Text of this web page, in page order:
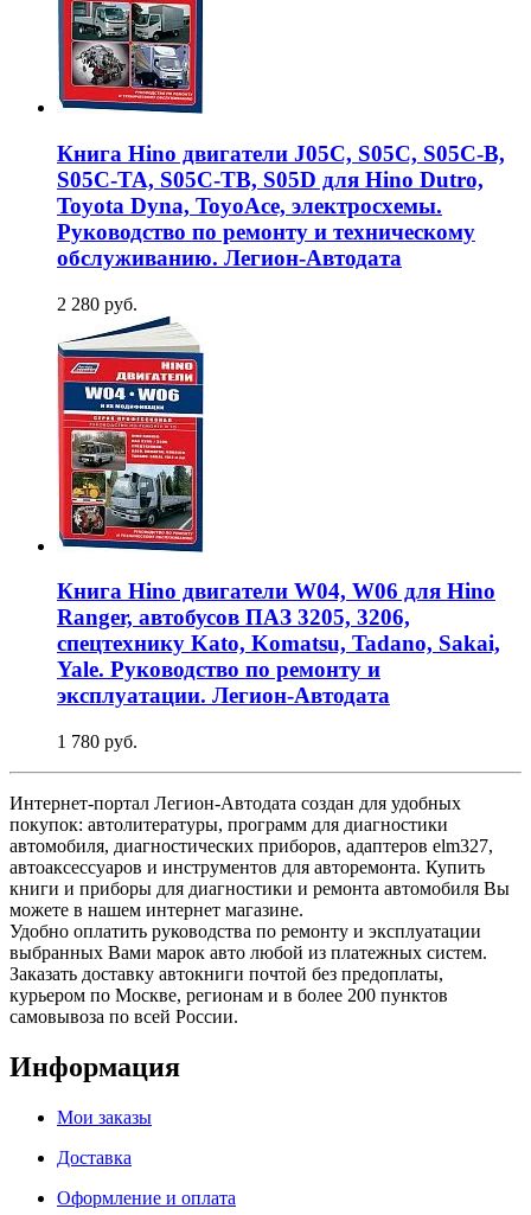
Книга Hino двигатели J05C, S05C, S05C-B,
S05C-TA, S05C-TB, S05D для Hino Dutro,
Toyota Dyna, ToyoAce, электросхемы.
Руководство по ремонту и техническому
обслуживанию. Легион-Aвтодата
2 280 руб.
Книга Hino двигатели W04, W06 для Hino
Ranger, автобусов ПАЗ 3205, 3206,
спецтехнику Kato, Komatsu, Tadano, Sakai,
Yale. Руководство по ремонту и
эксплуатации. Легион-Aвтодата
1 780 руб.
Интернет-портал Легион-Автодата создан для удобных
покупок: автолитературы, программ для диагностики
автомобиля, диагностических приборов, адаптеров elm327,
автоаксессуаров и инструментов для авторемонта. Купить
книги и приборы для диагностики и ремонта автомобиля Вы
можете в нашем интернет магазине.
Удобно оплатить руководства по ремонту и эксплуатации
выбранных Вами марок авто любой из платежных систем.
Заказать доставку автокниги почтой без предоплаты,
курьером по Москве, регионам и в более 200 пунктов
самовывоза по всей России.
Информация
Мои заказы
Доставка
Оформление и оплата